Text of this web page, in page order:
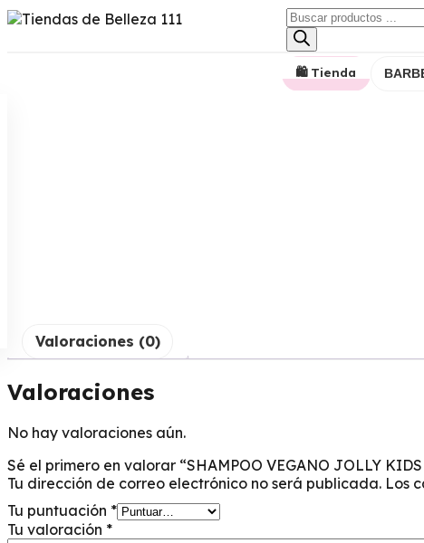
🛍️ Tienda
Valoraciones (0)
Valoraciones
No hay valoraciones aún.
Sé el primero en valorar “SHAMPOO VEGANO JOLLY
Tu dirección de correo electrónico no será publicada. Los
Tu puntuación *
Tu valoración *